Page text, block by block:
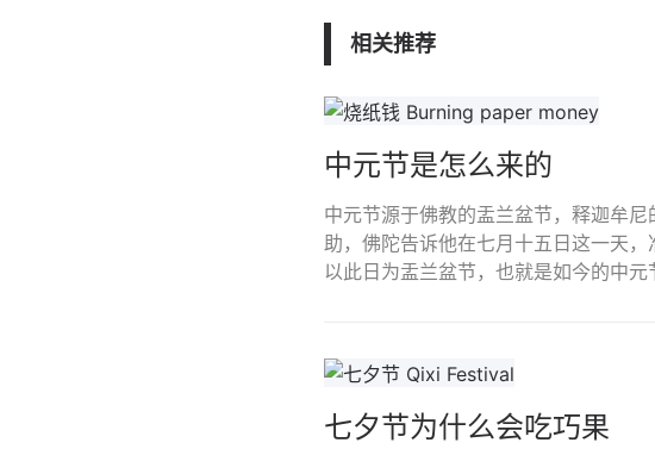
相关推荐
中元节是怎么来的
中元节源于佛教的盂兰盆节，释迦牟
助，佛陀告诉他在七月十五日这一天
以此日为盂兰盆节，也就是如今的中元
七夕节为什么会吃巧果